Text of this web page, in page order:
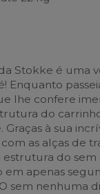
Stokke é uma
Enquanto
lhe confere
do
à sua
as alças de
estrutura do
apenas
sem nenhuma